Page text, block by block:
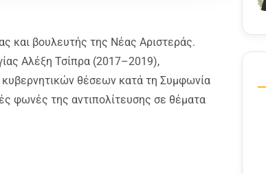
και βουλευτής της Νέας Αριστεράς.
Αλέξη Τσίπρα (2017–2019),
κυβερνητικών θέσεων κατά τη Συμφωνία
φωνές της αντιπολίτευσης σε θέματα